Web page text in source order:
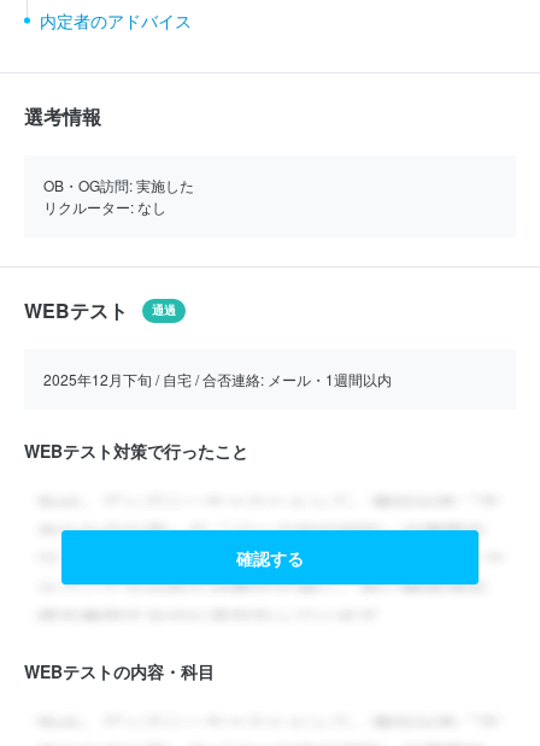
内定者のアドバイス
選考情報
OB・OG訪問:実施した
リクルーター:なし
WEBテスト 通過
2025年12月下旬 / 自宅 / 合否連絡: メール・1週間以内
WEBテスト対策で行ったこと
確認する
WEBテストの内容・科目